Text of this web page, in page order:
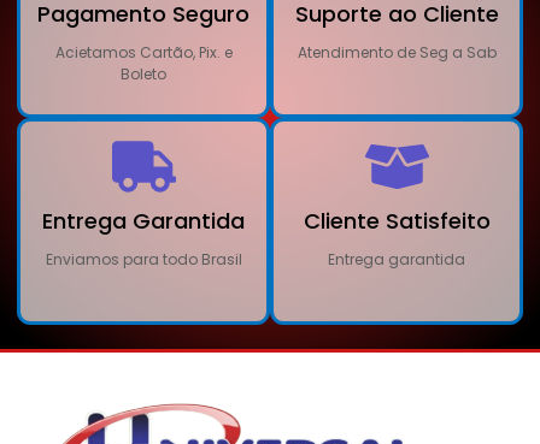
Pagamento Seguro
Acietamos Cartão, Pix. e
Boleto
Suporte ao Cliente
Atendimento de Seg a Sab
Entrega Garantida
Enviamos para todo Brasil
Cliente Satisfeito
Entrega garantida